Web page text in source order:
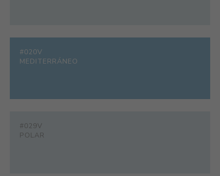
#020V
MEDITERRÁNEO
#029V
POLAR